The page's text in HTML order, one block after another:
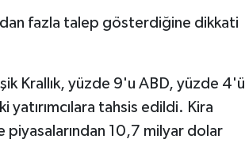
fazla talep gösterdiğine dikkati
Krallık, yüzde 9'u ABD, yüzde 4'ü
tahsis edildi. Kira
piyasalarından 10,7 milyar dolar